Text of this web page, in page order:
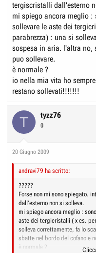
tergiscristalli dall'esterno
mi spiego ancora meglio
sollevare le aste dei
parabrezza) : una si
sospesa in aria. l'altra no,
puo sollevare.
è normale ?
io nella mia vita ho
restano sollevati!!!!!!!
T tyzz76
0
20 Giugno 2009
andravi79 ha scritto:
?????
Forse non mi sono spiegato.
dall'esterno non si solleva.
mi spiego ancora meglio :
aste dei tergicristalli ( x es.
solleva correttamente, fa lo
sbatte nel bordo del cofano e
è normale ?